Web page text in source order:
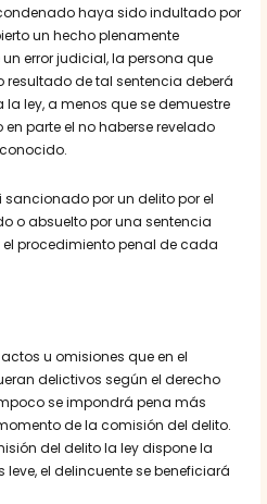
haya sido indultado por
un hecho plenamente
error judicial, la persona que
de tal sentencia deberá
ley, a menos que se demuestre
parte el no haberse revelado
por un delito por el
o absuelto por una sentencia
procedimiento penal de cada
u omisiones que en el
delictivos según el derecho
se impondrá pena más
de la comisión del delito.
del delito la ley dispone la
el delincuente se beneficiará